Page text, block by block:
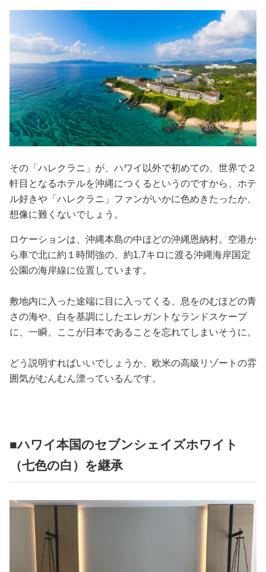
その「ハレクラニ」が、ハワイ以外で初めての、世界で２
軒目となるホテルを沖縄につくるというのですから、ホテ
ル好きや「ハレクラニ」ファンがいかに色めきたったか、
想像に難くないでしょう。
ロケーションは、沖縄本島の中ほどの沖縄恩納村。空港か
ら車で北に約１時間強の、約1.7キロに渡る沖縄海岸国定
公園の海岸線に位置しています。
敷地内に入った途端に目に入ってくる、息をのむほどの青
さの海や、白を基調にしたエレガントなランドスケープ
に、一瞬、ここが日本であることを忘れてしまいそうに。
どう説明すればいいでしょうか、欧米の高級リゾートの雰
囲気がむんむん漂っているんです。
■ハワイ本国のセブンシェイズホワイト
（七色の白）を継承